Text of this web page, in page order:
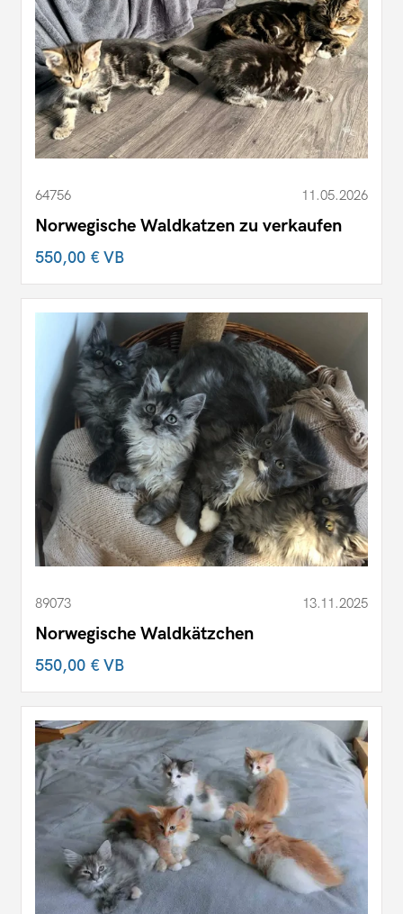
64756 11.05.2026
Norwegische Waldkatzen zu verkaufen
550,00 €VB
89073 13.11.2025
Norwegische Waldkätzchen
550,00 €VB